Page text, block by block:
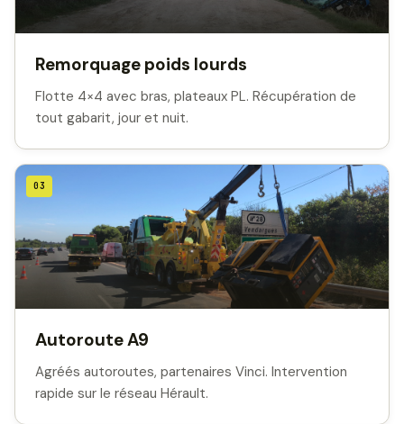
Remorquage poids lourds
Flotte 4×4 avec bras, plateaux PL. Récupération de
tout gabarit, jour et nuit.
03
Autoroute A9
Agréés autoroutes, partenaires Vinci. Intervention
rapide sur le réseau Hérault.